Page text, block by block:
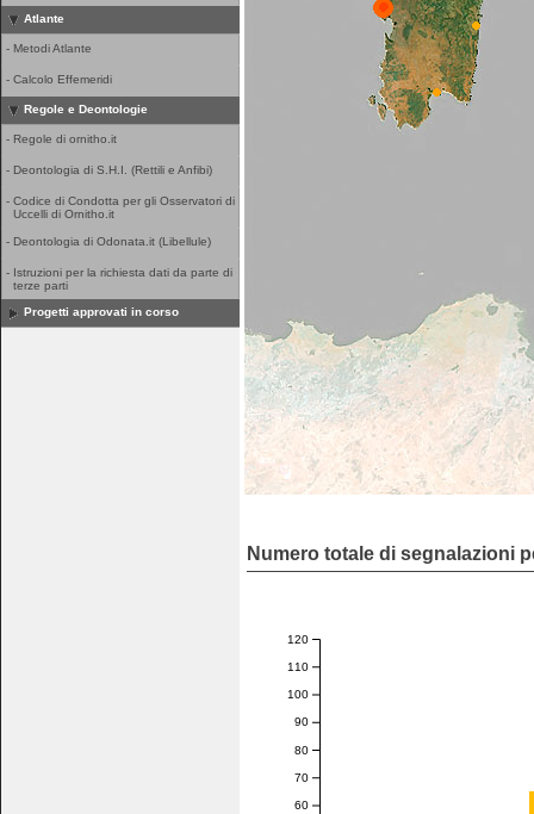
Atlante
- Metodi Atlante
- Calcolo Effemeridi
Regole e Deontologie
- Regole di ornitho.it
- Deontologia di S.H.I. (Rettili e Anfibi)
- Codice di Condotta per gli Osservatori di
Uccelli di Ornitho.it
- Deontologia di Odonata.it (Libellule)
- Istruzioni per la richiesta dati da parte di
terze parti
Progetti approvati in corso
Numero totale di segnalazioni
60
70
80
90
100
110
120